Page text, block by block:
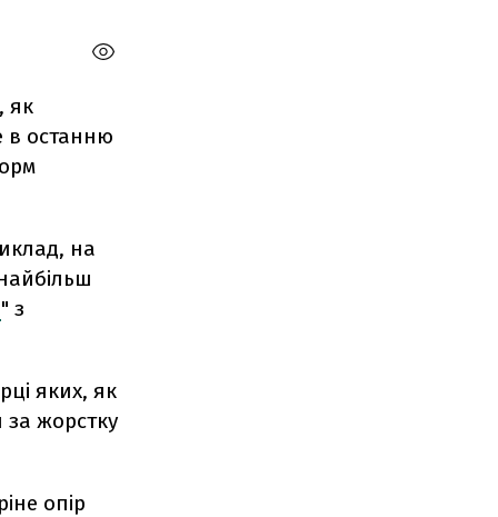
як
в останню
на
" з
яких, як
за жорстку
опір